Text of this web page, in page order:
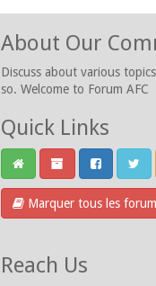
About Our
Discuss about various
so. Welcome to Forum AFC
Quick Links
Marquer tous les
Reach Us